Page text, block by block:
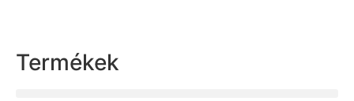
Termékek